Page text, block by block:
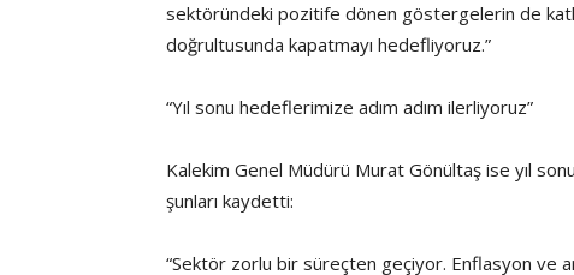
sektöründeki pozitife dönen göstergelerin de
doğrultusunda kapatmayı hedefliyoruz.”
“Yıl sonu hedeflerimize adım adım ilerliyoruz”
Kalekim Genel Müdürü Murat Gönültaş ise yıl
şunları kaydetti:
“Sektör zorlu bir süreçten geçiyor. Enflasyon ve